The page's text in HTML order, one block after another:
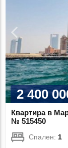
2 400
Квартира в
№ 515450
Спален: 1